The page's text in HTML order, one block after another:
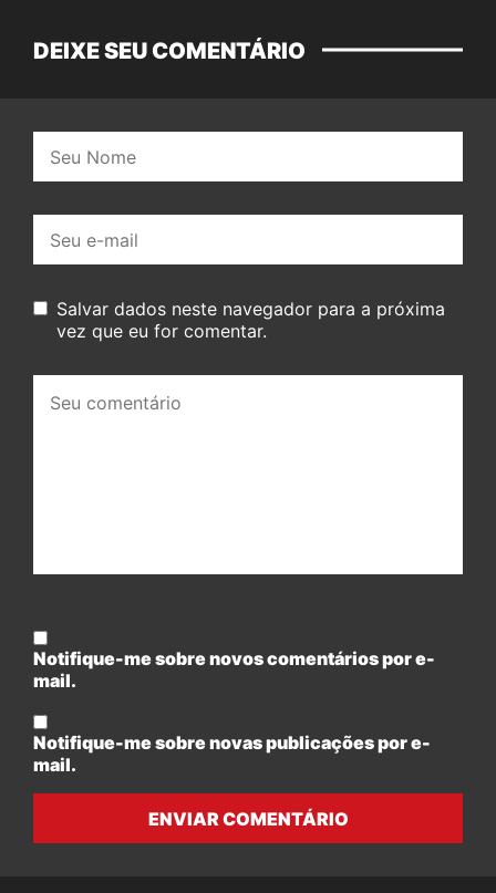
DEIXE SEU COMENTÁRIO
mail:
Salvar dados neste navegador para a próxima
vez que eu for comentar.
comentário:
Notifique-me sobre novos comentários por e-
mail.
Notifique-me sobre novas publicações por e-
mail.
ENVIAR COMENTÁRIO